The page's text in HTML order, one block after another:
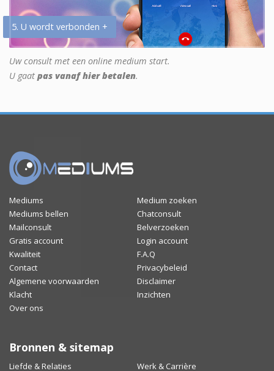
5. U wordt verbonden +
Uw consult met een online medium start.
U gaat pas vanaf hier betalen.
Mediums
Medium zoeken
Mediums bellen
Chatconsult
Mailconsult
Belverzoeken
Gratis account
Login account
Kwaliteit
F.A.Q
Contact
Privacybeleid
Algemene voorwaarden
Disclaimer
Klacht
Inzichten
Over ons
Bronnen & sitemap
Liefde & Relaties Werk & Carrière